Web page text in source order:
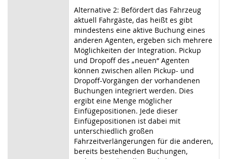
Alternative 2: Befördert das Fahrzeug
aktuell Fahrgäste, das heißt es gibt
mindestens eine aktive Buchung eines
anderen Agenten, ergeben sich mehrere
Möglichkeiten der Integration. Pickup
und Dropoff des „neuen“ Agenten
können zwischen allen Pickup- und
Dropoff-Vorgängen der vorhandenen
Buchungen integriert werden. Dies
ergibt eine Menge möglicher
Einfügepositionen. Jede dieser
Einfügepositionen ist dabei mit
unterschiedlich großen
Fahrzeitverlängerungen für die anderen,
bereits bestehenden Buchungen,